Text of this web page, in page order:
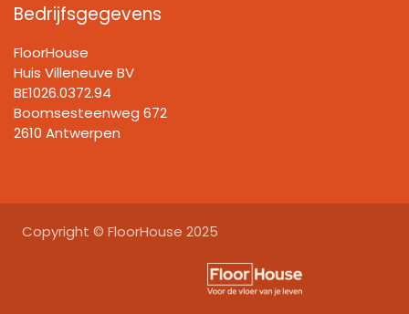
Bedrijfsgegevens
FloorHouse
Huis Villeneuve BV​
BE1026.0372.94
Boomsesteenweg 672
2610 Antwerpen
Copyright © FloorHouse 2025